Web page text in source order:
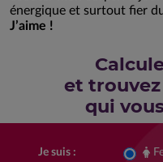
énergique et surtout fier
J’aime !
et
qui
Je suis :